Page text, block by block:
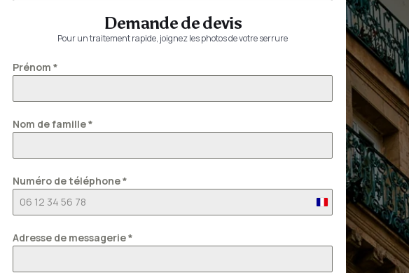
Demande de devis
Pour un traitement rapide, joignez les photos de votre serrure
Prénom *
Nom de famille*
Numéro de téléphone*
France
Adresse de messagerie*